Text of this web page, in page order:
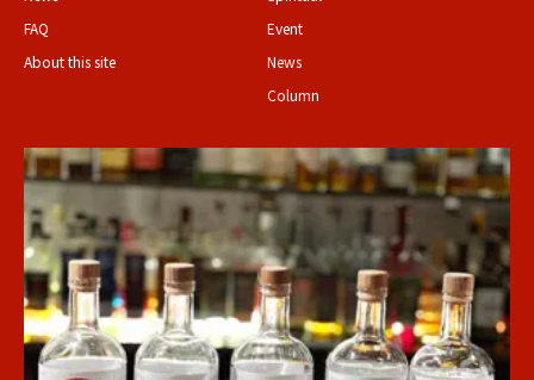
FAQ
About this site
Event
News
Column